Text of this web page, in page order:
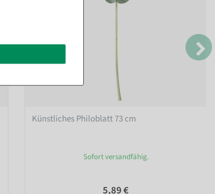
Künstliches Philoblatt 73 cm
Sofort versandfähig.
5,89 €